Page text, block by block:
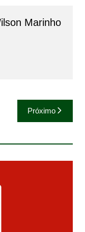
Marinho
Próximo